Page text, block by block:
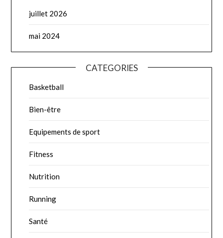
juillet 2026
mai 2024
CATEGORIES
Basketball
Bien-être
Equipements de sport
Fitness
Nutrition
Running
Santé